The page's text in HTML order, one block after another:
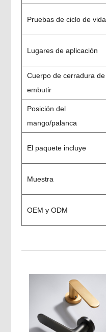
Pruebas de ciclo de vida
Lugares de aplicación
Cuerpo de cerradura de
embutir
Posición del
mango/palanca
El paquete incluye
Muestra
OEM y ODM